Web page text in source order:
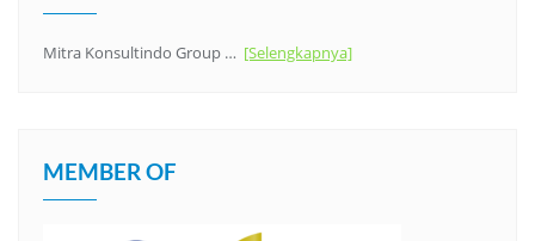
Mitra Konsultindo Group … [Selengkapnya]
MEMBER OF